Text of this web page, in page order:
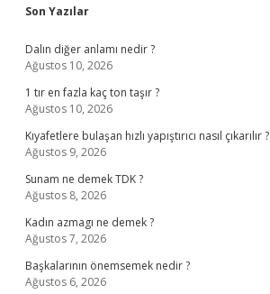
Sidebar
Son Yazılar
Dalın diğer anlamı nedir ?
Ağustos 10, 2026
1 tır en fazla kaç ton taşır ?
Ağustos 10, 2026
Kıyafetlere bulaşan hızlı yapıştırıcı nasıl çıkarılır ?
Ağustos 9, 2026
Sunam ne demek TDK ?
Ağustos 8, 2026
Kadın azmagı ne demek ?
Ağustos 7, 2026
Başkalarının önemsemek nedir ?
Ağustos 6, 2026